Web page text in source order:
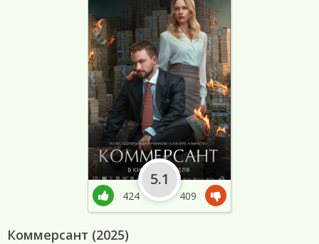
Коммерсант (2025)
424
5.1
409